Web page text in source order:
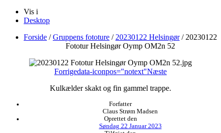
Vis i
Desktop
Forside /Gruppens fototure / 20230122 Helsingør/ 20230122
Fototur Helsingør Oymp OM2n 52
Forrigedata-iconpos="notext"Næste
Kulkælder skakt og fin gammel trappe.
Forfatter
Claus Strøm Madsen
Oprettet den
Søndag 22 Januar 2023